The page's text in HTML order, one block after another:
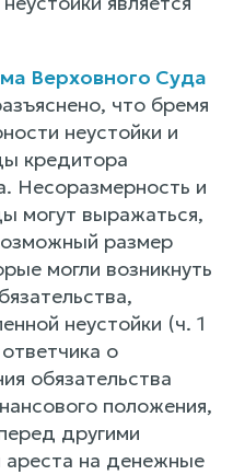
Верховного Суда
что бремя
неустойки и
кредитора
Несоразмерность и
могут выражаться,
размер
могли возникнуть
неустойки (ч. 1
о
обязательства
положения,
другими
на денежные